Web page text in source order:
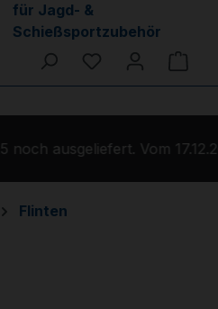
für Jagd- &
Schießsportzubehör
Du hast 0
ausgeliefert. Vom
Flinten